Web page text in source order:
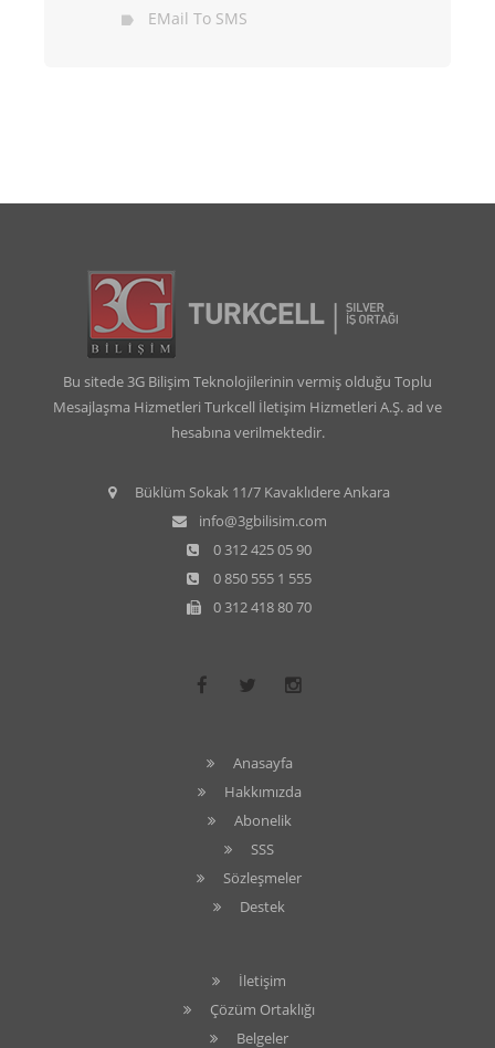
EMail To SMS
Bu sitede 3G Bilişim Teknolojilerinin vermiş olduğu Toplu
Mesajlaşma Hizmetleri Turkcell İletişim Hizmetleri A.Ş. ad ve
hesabına verilmektedir.
Büklüm Sokak 11/7 Kavaklıdere Ankara
info@3gbilisim.com
0 312 425 05 90
0 850 555 1 555
0 312 418 80 70
Anasayfa
Hakkımızda
Abonelik
SSS
Sözleşmeler
Destek
İletişim
Çözüm Ortaklığı
Belgeler